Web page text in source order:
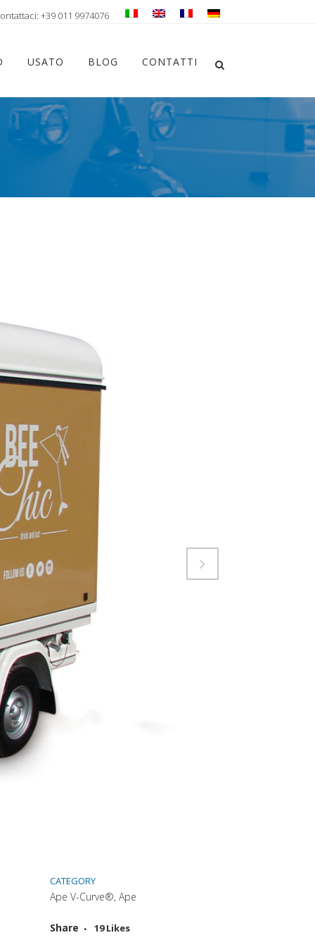
+39 011 9974076
USATO BLOG CONTATTI
apre in una nuova scheda)
CATEGORY
Ape V-Curve®, Ape
Share Attiva comando
19Likes